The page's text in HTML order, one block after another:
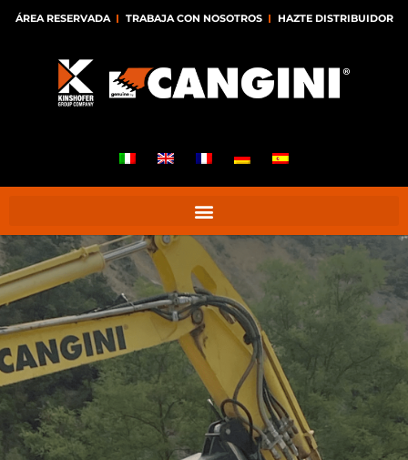
ÁREA RESERVADA TRABAJA CON NOSOTROS HAZTE DISTRIBUIDOR